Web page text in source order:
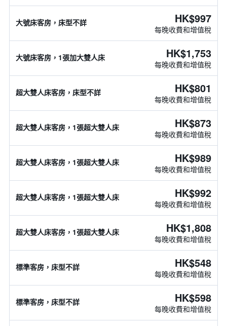
大號床客房，床型不詳 HK$997
每晚收費和增值稅
大號床客房，1張加大雙人床 HK$1,753
每晚收費和增值稅
超大雙人床客房，床型不詳 HK$801
每晚收費和增值稅
超大雙人床客房，1張超大雙人床 HK$873
每晚收費和增值稅
超大雙人床客房，1張超大雙人床 HK$989
每晚收費和增值稅
超大雙人床客房，1張超大雙人床 HK$992
每晚收費和增值稅
超大雙人床客房，1張超大雙人床 HK$1,808
每晚收費和增值稅
標準客房，床型不詳 HK$548
每晚收費和增值稅
標準客房，床型不詳 HK$598
每晚收費和增值稅